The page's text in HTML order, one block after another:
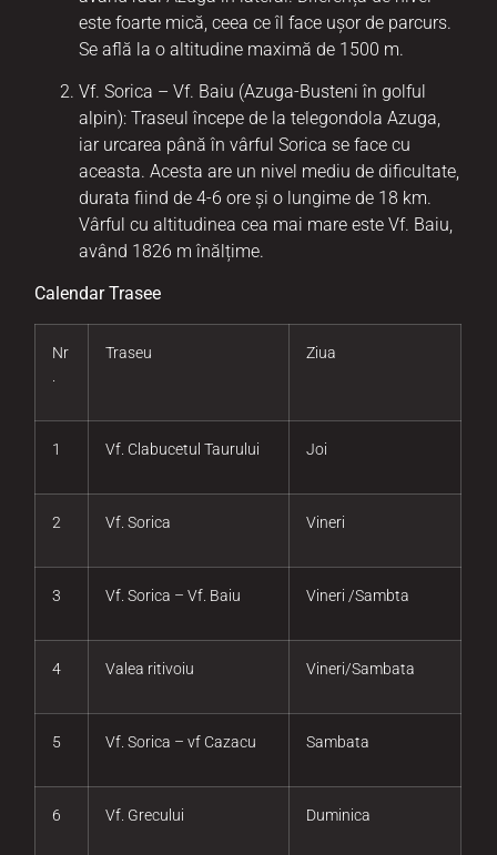
este foarte mică, ceea ce îl face ușor de parcurs.
Se află la o altitudine maximă de 1500 m.
Vf. Sorica – Vf. Baiu (Azuga-Busteni în golful
alpin): Traseul începe de la telegondola Azuga,
iar urcarea până în vârful Sorica se face cu
aceasta. Acesta are un nivel mediu de dificultate,
durata fiind de 4-6 ore și o lungime de 18 km.
Vârful cu altitudinea cea mai mare este Vf. Baiu,
având 1826 m înălțime.
Calendar Trasee
Nr
.
Traseu Ziua
1 Vf. Clabucetul Taurului Joi
2 Vf. Sorica Vineri
3 Vf. Sorica – Vf. Baiu Vineri /Sambta
4 Valea ritivoiu Vineri/Sambata
5 Vf. Sorica – vf Cazacu Sambata
6 Vf. Grecului Duminica